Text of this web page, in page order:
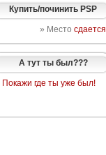
Купить/починить PSP
» Место сдается
А тут ты был???
Покажи где ты уже был!